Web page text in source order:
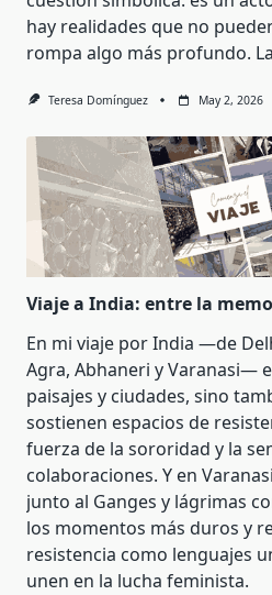
hay realidades que no
rompa algo más profundo.
Teresa Domínguez May 2, 2026
Viaje a India: entre la
En mi viaje por India —de
Agra, Abhaneri y Varanasi—
paisajes y ciudades, sino
sostienen espacios de
fuerza de la sororidad y la
colaboraciones. Y en
junto al Ganges y lágrimas
los momentos más duros y
resistencia como lenguajes
unen en la lucha feminista.